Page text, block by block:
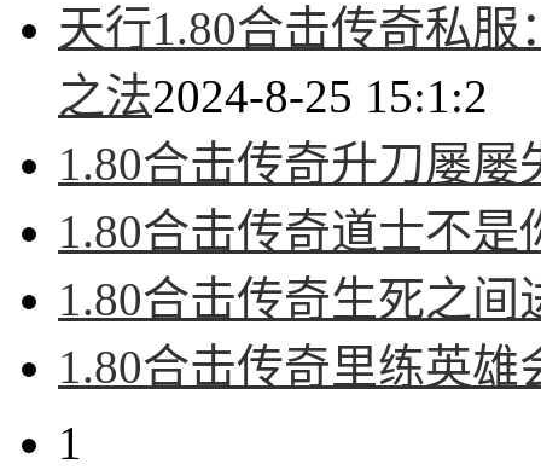
天行1.80合击传奇私
之法2024-8-25 15:1:2
1.80合击传奇升刀屡屡
1.80合击传奇道士不是
1.80合击传奇生死之
1.80合击传奇里练英
1